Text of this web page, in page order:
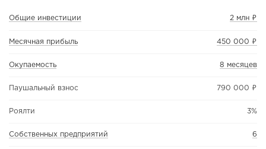
Общие инвестиции 2 млн ₽
Месячная прибыль 450 000 ₽
Окупаемость 8 месяцев
Паушальный взнос 790 000 ₽
Роялти 3%
Собственных предприятий 6